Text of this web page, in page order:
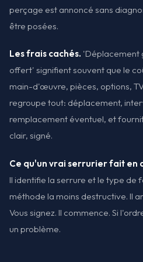
perçage est annoncé sans
être posées.
Les frais cachés. 'Déplacement
offert' signifient souvent que le
main-d'œuvre, pièces, options,
regroupe tout: déplacement,
remplacement éventuel, et
clair, signé.
Ce qu'un vrai serrurier fait en
Il identifie la serrure et le type de
méthode la moins destructive. Il
Vous signez. Il commence. Si
un problème.